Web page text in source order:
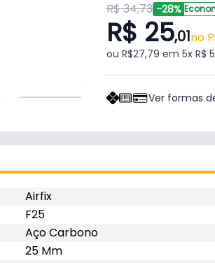
R$ 34,73 -28%
R$ 25,01no
ou R$27,79 em 5x R$
Ver formas
Airfix
F25
Aço Carbono
25 Mm